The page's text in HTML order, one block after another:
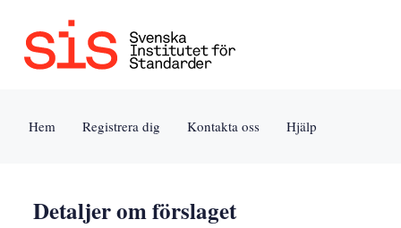
Jump
Hem Registrera dig Kontakta oss Hjälp
Detaljer om förslaget